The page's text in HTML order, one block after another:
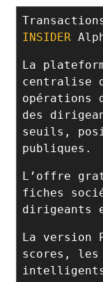
INSIDER
La
centralise
opérations
des
seuils,
publiques.
L’offre
fiches
dirigeants
La version
scores,